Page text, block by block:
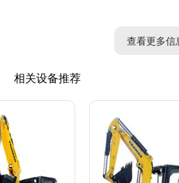
查看更多信
相关设备推荐